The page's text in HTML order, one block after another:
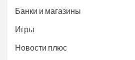
Банки и магазины
Игры
Новости плюс